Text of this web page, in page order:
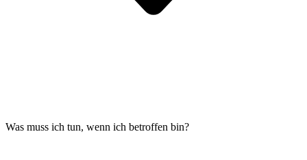
Was muss ich tun, wenn ich betroffen bin?